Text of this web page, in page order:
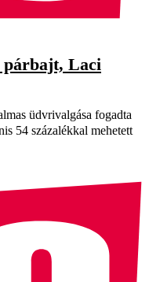
párbajt, Laci
üdvrivalgása fogadta
54 százalékkal mehetett